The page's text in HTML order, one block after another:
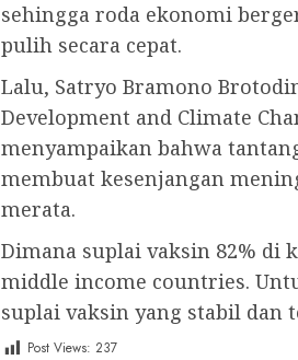
sehingga roda ekonomi
pulih secara cepat.
Lalu, Satryo Bramono
Development and Climate
menyampaikan bahwa
membuat kesenjangan
merata.
Dimana suplai vaksin 82% di
middle income countries.
suplai vaksin yang stabil dan
Post Views: 237